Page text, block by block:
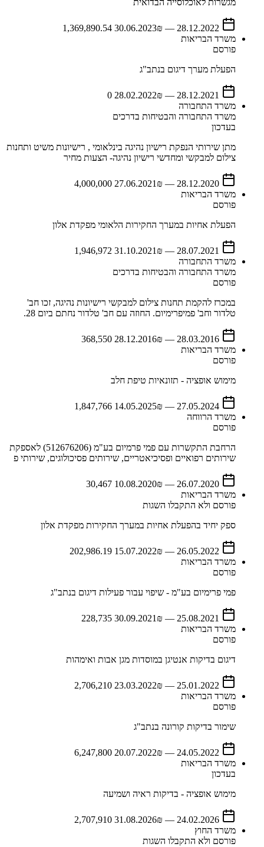
מגשרות לאוכלוסייה הבדואית
28.12.2022
—
30.06.2023₪ 1,369,890.54
משרד הבריאות
פורסם
הפעלת מערך דיגום בנתב"ג
28.12.2021
—
28.02.2022₪ 0
משרד התחבורה
משרד התחבורה והבטיחות בדרכים
בעדכון
מתן שירותי הנפקת רישיון נהיגה בינלאומי , רישיונות משיט ותחנות
צילום למבקשי ומחדשי רישיון נהיגה- הצעות מחיר
28.12.2020
—
27.06.2021 ₪ 4,000,000
משרד הבריאות
פורסם
הפעלת אחיות במערך החקירות הלאומי מפקדת אלון
28.07.2021
—
31.10.2021 ₪ 1,946,972
משרד התחבורה
משרד התחבורה והבטיחות בדרכים
פורסם
במכרז להקמת תחנות צילום למבקשי רישיונות נהיגה, זכו חב'
טלדור וחב' פמיפרימיום. החוזה עם חב' טלדור נחתם ביום 28.
28.03.2016
—
28.12.2016₪ 368,550
משרד הבריאות
פורסם
מימוש אופציה - תזונאיות טיפת חלב
27.05.2024
—
14.05.2025₪ 1,847,766
משרד הרווחה
פורסם
הרחבת התקשרות עם פמי פרמיום בע"מ (512676206) לאספקת
שירותים רפואיים ופסיכיאטריים, שירותים פסיכולוגים, שירותי פ
26.07.2020
—
10.08.2020₪ 30,467
משרד הבריאות
פורסם ולא התקבלו השגות
ספק יחיד בהפעלת אחיות במערך החקירות מפקדת אלון
26.05.2022
—
15.07.2022₪ 202,986.19
משרד הבריאות
פורסם
פמי פרימיום בע"מ - שיפוי עבור פעילות דיגום בנתב"ג
25.08.2021
—
30.09.2021 ₪ 228,735
משרד הבריאות
פורסם
דיגום בדיקות אנטיגן במוסדות מגן אבות ואימהות
25.01.2022
—
23.03.2022₪ 2,706,210
משרד הבריאות
פורסם
שימור בדיקות קורונה בנתב"ג
24.05.2022
—
20.07.2022₪ 6,247,800
משרד הבריאות
בעדכון
מימוש אופציה - בדיקות ראיה ושמיעה
24.02.2026
—
31.08.2026₪ 2,707,910
משרד החוץ
פורסם ולא התקבלו השגות